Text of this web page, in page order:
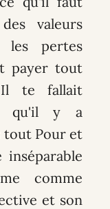
valeurs
les pertes
payer tout
te fallait
qu'il y a
tout Pour et
comme
et son